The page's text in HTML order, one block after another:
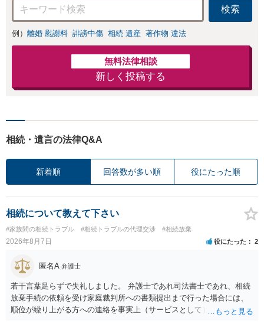
検索
例） 離婚 慰謝料 誹謗中傷 相続 遺産 著作物 違法
無料法律相談
新しく投稿する
相続・遺言の法律Q&A
新着順 回答数が多い順 役にたった順
相続について教えて下さい
#家族間の相続トラブル #相続トラブルの代理交渉 #相続放棄
2026年8月7日 役にたった 2
匿名A 弁護士
若干言葉足らずで失礼しました。 弁護士であれ司法書士であれ、相続
放棄手続の依頼を受け家庭裁判所への書類提出まで行った場合には、
順位が繰り上がる方への連絡を事実上（サービスとして）行うことは